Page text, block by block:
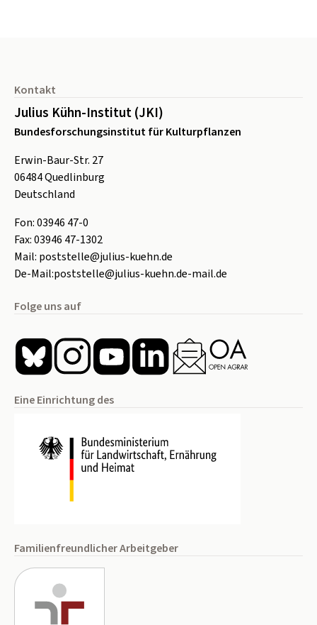
Kontakt
Julius Kühn-Institut (JKI)
Bundesforschungsinstitut für Kulturpflanzen
Erwin-Baur-Str. 27
06484Quedlinburg
Deutschland
Fon:03946 47-0
Fax:03946 47-1302
Mail: poststelle@julius-kuehn.de
De-Mail:poststelle@julius-kuehn.de-mail.de
Folge uns auf
Eine Einrichtung des
Familienfreundlicher Arbeitgeber